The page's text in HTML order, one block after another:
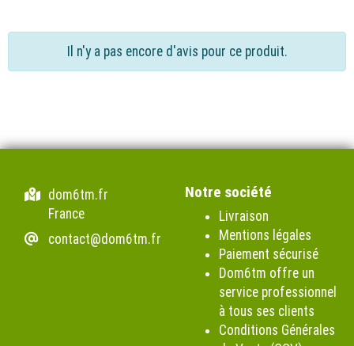
Il n'y a pas encore d'avis pour ce produit.
dom6tm.fr
France
contact@dom6tm.fr
Notre société
Livraison
Mentions légales
Paiement sécurisé
Dom6tm offre un
service professionnel
à tous ses clients
Conditions Générales